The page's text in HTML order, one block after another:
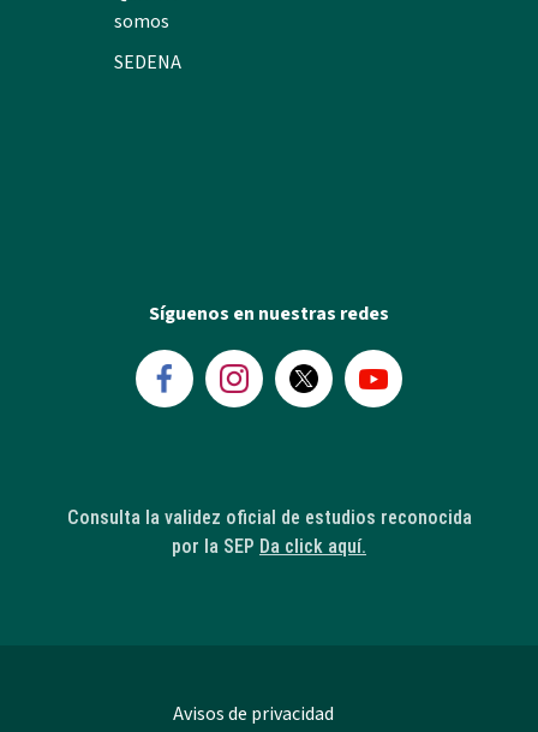
somos
SEDENA
Síguenos en nuestras redes
Consulta la validez oficial de estudios reconocida
por la SEP Da click aquí.
Avisos de privacidad